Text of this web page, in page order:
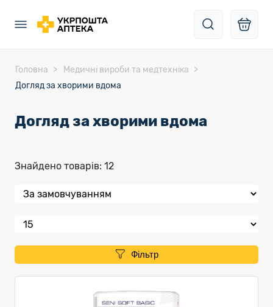
Головна
Медичні вироби та медтехніка
Догляд за хворими вдома
Догляд за хворими вдома
Знайдено товарів: 12
Фільтр